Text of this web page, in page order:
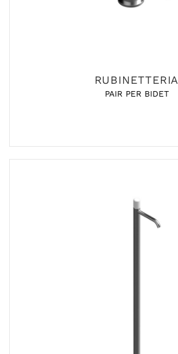
RUBINETTERIA
PAIR PER BIDET